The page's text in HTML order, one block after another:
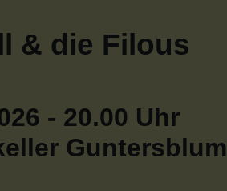
& die Filous
- 20.00 Uhr
Guntersblum